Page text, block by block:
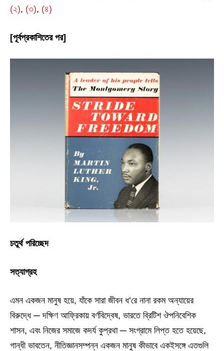
(২), (৩), (৪)
[পূর্বপ্রকাশিতের পর]
চতুর্থ পরিচ্ছেদ
সত্যাগ্রহ
এমন একজন মানুষ হয়ে, যাঁকে সারা জীবন ধ’রে নানা রকম অন্যায়ের
বিরুদ্ধে ─ দক্ষিণ আফ্রিকায় বর্ণবিদ্বেষ, ভারতে ব্রিটিশ ঔপনিবেশিক
শাসন, এবং নিজের সমাজে কদর্য কুপ্রথা ─ সংগ্রামে লিপ্ত হতে হয়েছে,
গান্ধী ভাবতেন, নীতিজ্ঞানসম্পন্ন একজন মানুষ কীভাবে একইসঙ্গে এতগুলি